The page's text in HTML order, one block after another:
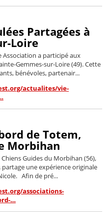
Partagées à
Loire
a participé aux
Gemmes-sur-Loire (49). Cette
bénévoles, partenair...
actualites/vie-
de Totem,
Morbihan
Guides du Morbihan (56),
une expérience originale
Afin de pré...
associations-
…